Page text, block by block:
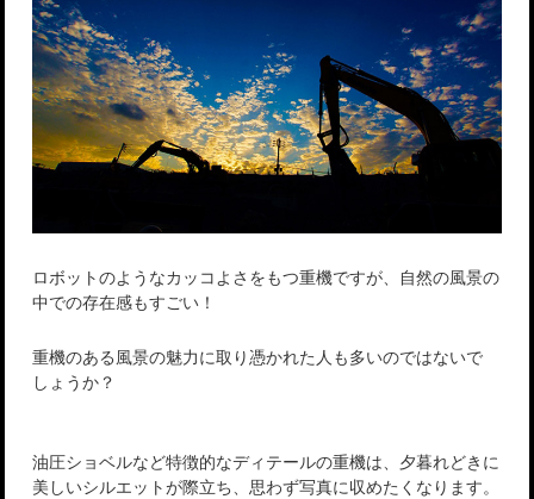
ロボットのようなカッコよさをもつ重機ですが、自然の風景の
中での存在感もすごい！
重機のある風景の魅力に取り憑かれた人も多いのではないで
しょうか？
油圧ショベルなど特徴的なディテールの重機は、夕暮れどきに
美しいシルエットが際立ち、思わず写真に収めたくなります。